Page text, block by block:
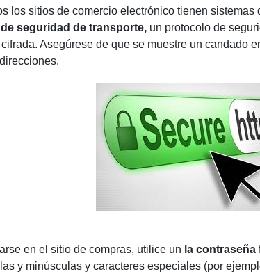
los sitios de comercio electrónico tienen sistemas
seguridad de transporte, un protocolo de
Asegúrese de que se muestre un candado
en el sitio de compras, utilice un la contraseña
y minúsculas y caracteres especiales (por